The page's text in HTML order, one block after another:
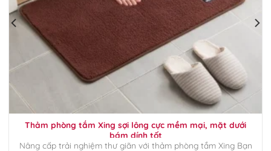
Thảm phòng tắm Xing sợi lông cực mềm mại, mặt dưới
bám dính tốt
Nâng cấp trải nghiệm thư giãn với thảm phòng tắm Xing Bạn